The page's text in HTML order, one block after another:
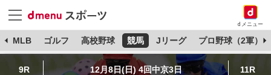
dメニュー
MLB ゴルフ 高校野球 競馬 Jリーグ プロ野球（2軍）
9R 12月8日(日) 4回中京3日 11R